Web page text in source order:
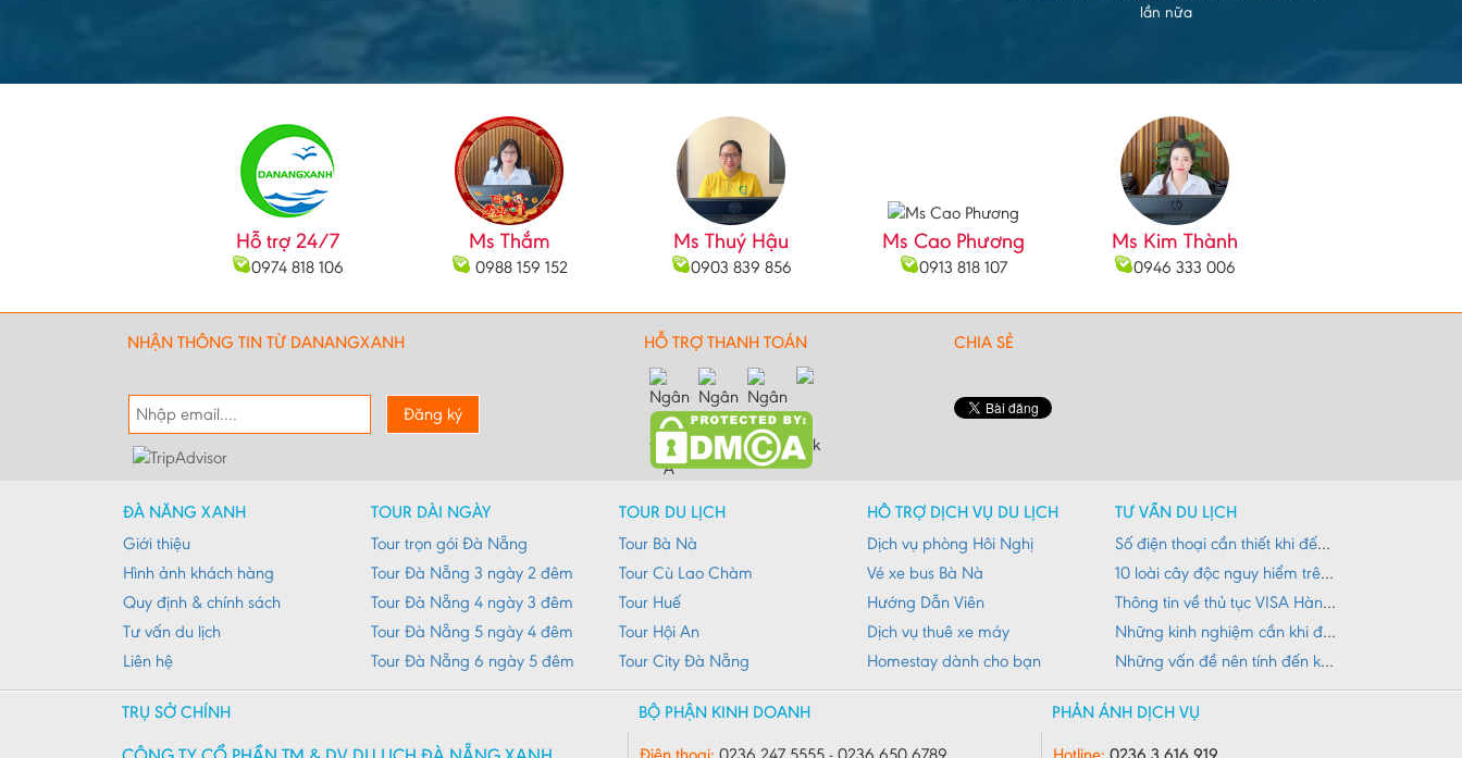
lần nữa
Hỗ trợ 24/7
0974 818 106
Ms Thắm
0988 159 152
Ms Thuý Hậu
0903 839 856
Ms Cao Phương
0913 818 107
Ms Kim Thành
0946 333 006
NHẬN THÔNG TIN TỪ DANANGXANH
Đăng ký
HỖ TRỢ THANH TOÁN CHIA SẺ
ĐÀ NẴNG XANH
Giới thiệu
Hình ảnh khách hàng
Quy định & chính sách
Tư vấn du lịch
Liên hệ
TOUR DÀI NGÀY
Tour trọn gói Đà Nẵng
Tour Đà Nẵng 3 ngày 2 đêm
Tour Đà Nẵng 4 ngày 3 đêm
Tour Đà Nẵng 5 ngày 4 đêm
Tour Đà Nẵng 6 ngày 5 đêm
TOUR DU LỊCH
Tour Bà Nà
Tour Cù Lao Chàm
Tour Huế
Tour Hội An
Tour City Đà Nẵng
HỖ TRỢ DỊCH VỤ DU LỊCH
Dịch vụ phòng Hôi Nghị
Vé xe bus Bà Nà
Hướng Dẫn Viên
Dịch vụ thuê xe máy
Homestay dành cho bạn
TƯ VẤN DU LỊCH
Số điện thoại cần thiết khi đến Đà Nẵng
10 loài cây độc nguy hiểm trên đường du lịch
Thông tin về thủ tục VISA Hàn Quốc
Những kinh nghiệm cần khi đi du lịch núi Đà Nẵng
Những vấn đề nên tính đến khi đi du lịch
TRỤ SỞ CHÍNH BỘ PHẬN KINH DOANH PHẢN ÁNH DỊCH VỤ